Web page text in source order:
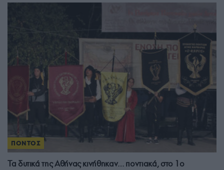
ΠΟΝΤΟΣ
Τα δυτικά της Αθήνας κινήθηκαν… ποντιακά, στο 1ο